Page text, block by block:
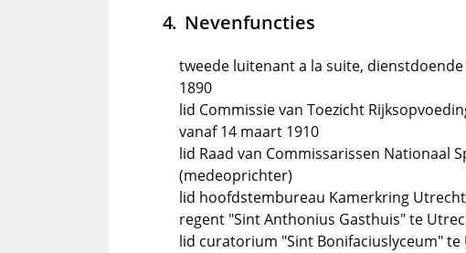
Nevenfuncties
tweede luitenant a la suite,
1890
lid Commissie van Toezicht
vanaf 14 maart 1910
lid Raad van Commissarissen Nationaal
(medeoprichter)
lid hoofdstembureau Kamerkring
regent "Sint Anthonius Gasthuis" te
lid curatorium "Sint Bonifaciuslyceum"